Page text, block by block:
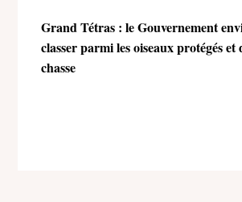
Grand Tétras : le Gouvernement
classer parmi les oiseaux protégés et
chasse